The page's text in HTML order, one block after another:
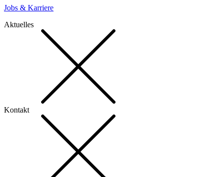
Jobs & Karriere
Aktuelles
Kontakt